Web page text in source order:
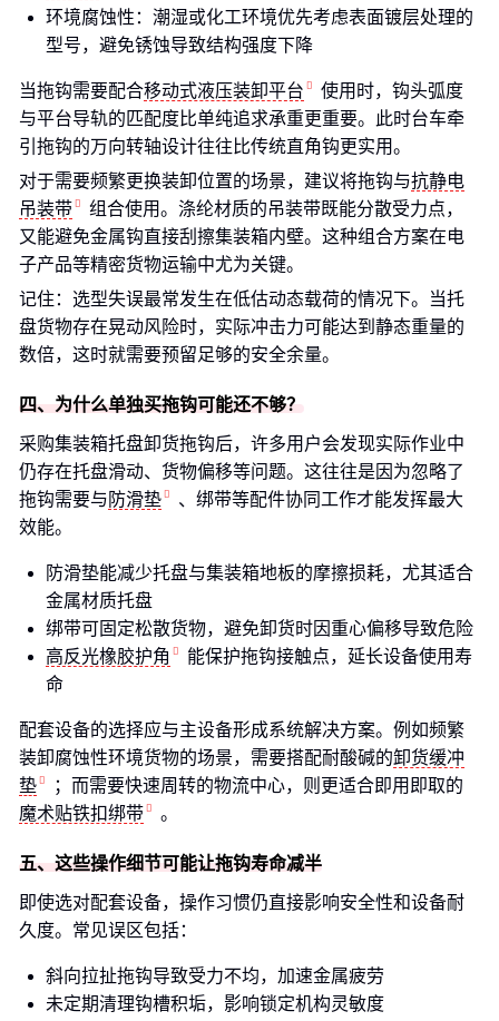
环境腐蚀性：潮湿或化工环境优先考虑表面镀层处理的
型号，避免锈蚀导致结构强度下降
当拖钩需要配合移动式液压装卸平台
使用时，钩头弧度
与平台导轨的匹配度比单纯追求承重更重要。此时台车牵
引拖钩的万向转轴设计往往比传统直角钩更实用。
对于需要频繁更换装卸位置的场景，建议将拖钩与抗静电
吊装带
组合使用。涤纶材质的吊装带既能分散受力点，
又能避免金属钩直接刮擦集装箱内壁。这种组合方案在电
子产品等精密货物运输中尤为关键。
记住：选型失误最常发生在低估动态载荷的情况下。当托
盘货物存在晃动风险时，实际冲击力可能达到静态重量的
数倍，这时就需要预留足够的安全余量。
四、为什么单独买拖钩可能还不够？
采购集装箱托盘卸货拖钩后，许多用户会发现实际作业中
仍存在托盘滑动、货物偏移等问题。这往往是因为忽略了
拖钩需要与 防滑垫
、绑带等配件协同工作才能发挥最大
效能。
防滑垫能减少托盘与集装箱地板的摩擦损耗，尤其适合
金属材质托盘
绑带可固定松散货物，避免卸货时因重心偏移导致危险
高反光橡胶护角
能保护拖钩接触点，延长设备使用寿
命
配套设备的选择应与主设备形成系统解决方案。例如频繁
装卸腐蚀性环境货物的场景，需要搭配耐酸碱的卸货缓冲
垫
；而需要快速周转的物流中心，则更适合即用即取的
魔术贴铁扣绑带
。
五、这些操作细节可能让拖钩寿命减半
即使选对配套设备，操作习惯仍直接影响安全性和设备耐
久度。常见误区包括：
斜向拉扯拖钩导致受力不均，加速金属疲劳
未定期清理钩槽积垢，影响锁定机构灵敏度